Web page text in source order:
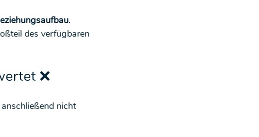
.
des verfügbaren
❌
nicht